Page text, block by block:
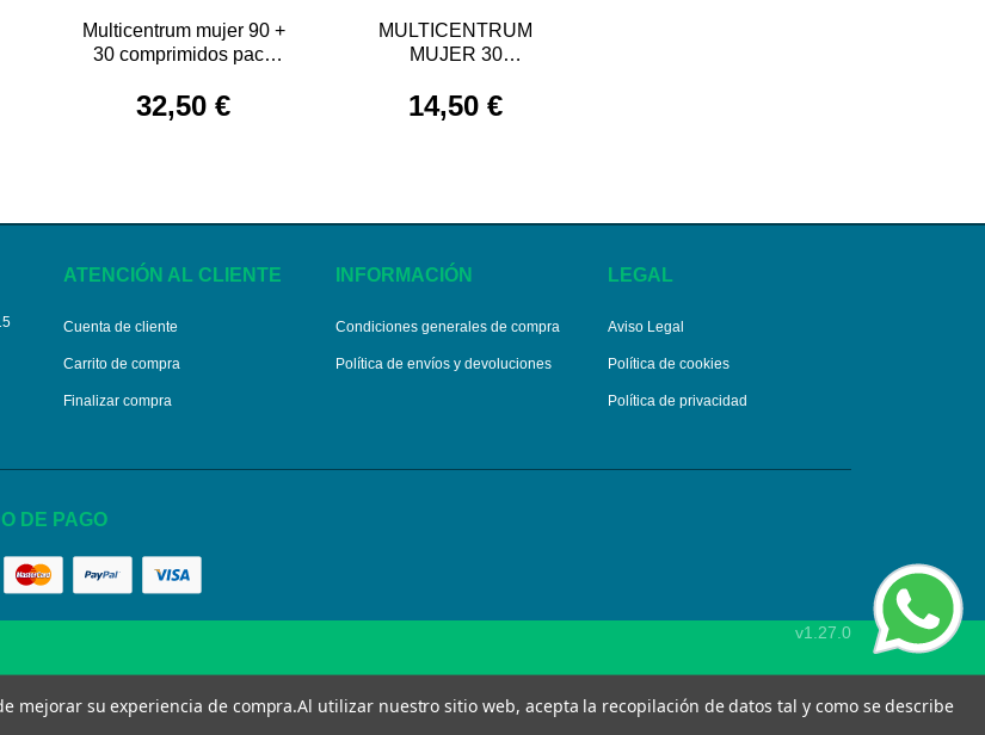
Multicentrum mujer 90 +
30 comprimidos pack
32,50 €
MULTICENTRUM
MUJER 30
14,50 €
ATENCIÓN AL CLIENTE
Cuenta de cliente
Carrito de compra
Finalizar compra
INFORMACIÓN
Condiciones generales de compra
Política de envíos y devoluciones
LEGAL
Aviso Legal
Política de cookies
Política de privacidad
DE PAGO
v1.27.0
mejorar su experiencia de compra.Al utilizar nuestro sitio web, acepta la recopilación de datos tal y como se describe